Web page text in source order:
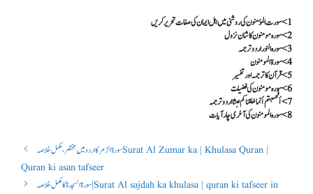
1>سورت المؤمنون کی روشنی میں اہل ایمان کی صفات تحریر کریں
2>سورہ مومنون کا شان نزول
3>سورہ النور اردو ترجمہ
4>سورۃ المومنون
5>قرآن کا ترجمہ اور تفسیر
6>سورہ مومنون کی فضیلت
7>أفحسبتم أنما خلقناكم عبثا اردو ترجمہ
8>سورہ المومنون
کی آخری چار آیات
سورة الزمر کا اردو میں مختصر ، مکمل خلاصہ Surat Al Zumar ka | Khulasa Quran |
Quran ki asan tafseer
سورۃ السجدۃ کا مکمل خلاصہ | Surat Al sajdah ka khulasa | quran ki tafseer in